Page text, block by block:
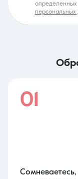
персональных
01